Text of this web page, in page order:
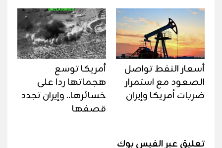
أسعار النفط تواصل
الصعود مع استمرار
ضربات أمريكا وإيران
أمريكا توسع
هجماتها ردا على
خسائرها.. وإيران تجدد
قصفها
تعليق عبر الفيس بوك